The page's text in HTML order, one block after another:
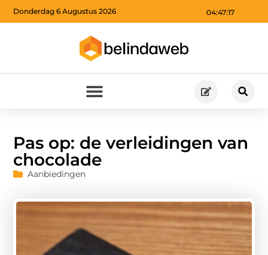
04:47:18
Donderdag 6 Augustus 2026
Pas op: de verleidingen van
chocolade
Aanbiedingen